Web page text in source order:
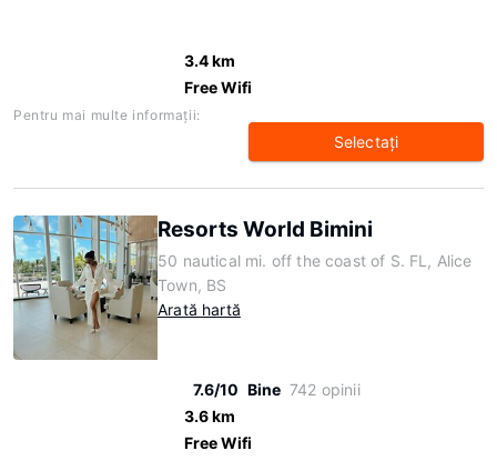
3.4 km
Free Wifi
Pentru mai multe informaţii:
Selectaţi
Resorts World Bimini
50 nautical mi. off the coast of S. FL, Alice
Town, BS
Arată hartă
7.6/10 Bine 742 opinii
3.6 km
Free Wifi